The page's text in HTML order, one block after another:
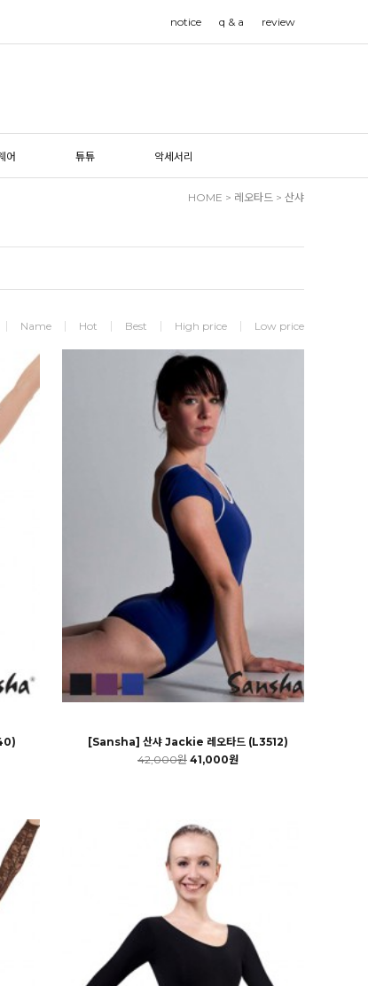
notice q & a review
어 튜튜 악세서리
HOME > 레오타드 > 산샤
Name Hot Best High price Low price
[Sansha] 산샤 Jackie 레오타드 (L3512)
42,000원 41,000원